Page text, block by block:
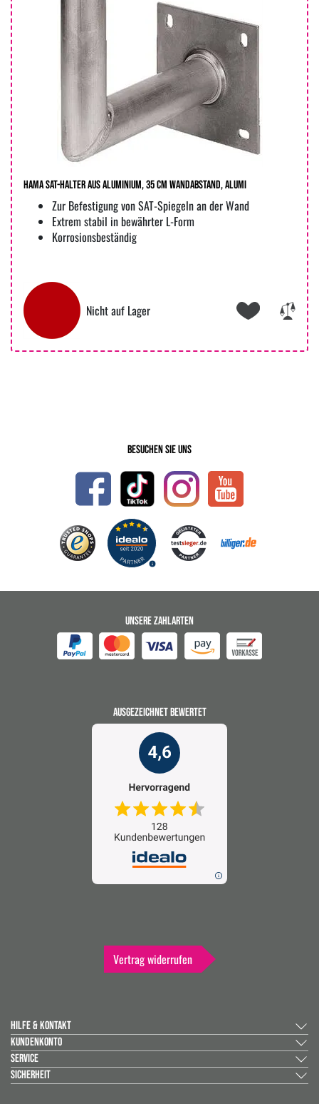
Hama SAT-Halter aus Aluminium, 35 cm Wandabstand, Alumi
Zur Befestigung von SAT-Spiegeln an der Wand
Extrem stabil in bewährter L-Form
Korrosionsbeständig
Nicht auf Lager
Besuchen Sie uns
UNSERE ZAHLARTEN
AUSGEZEICHNET BEWERTET
Vertrag widerrufen
HILFE & KONTAKT
KUNDENKONTO
SERVICE
SICHERHEIT